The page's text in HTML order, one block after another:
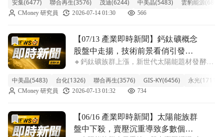
群今日盤中表現強勢，類股漲幅達2.42%，明
顯優於大盤。其中，安集、聯合再生漲勢凌
安集(6477) 聯合再生(3576) 茂迪(6244) 中美晶(5483) 雲豹能源(6869)
CMoney 研究員 2026-07-14 01:30 566
前往【07/13 產業即時新聞】鈣鈦礦概念股盤中走揚，技術
【07/13 產業即時新聞】鈣鈦礦概念
股盤中走揚，技術前景看俏引發買
盤關注
🔸鈣鈦礦族群上漲，新世代太陽能題材發酵
漲幅達6.39%，顯示市場對其未來發展抱持高
度期待。主要原因在於，鈣鈦礦作為新一代太
中美晶(5483) 台化(1326) 聯合再生(3576) GIS-KY(6456) 永光(1711)
CMoney 研究員 2026-07-13 01:32 734
前往【06/16 產業即時新聞】太陽能族群盤中下殺，賣壓沉
【06/16 產業即時新聞】太陽能族群
盤中下殺，賣壓沉重導致多數個股